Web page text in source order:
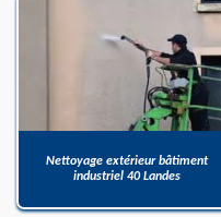
Nettoyage extérieur bâtiment
industriel 40 Landes